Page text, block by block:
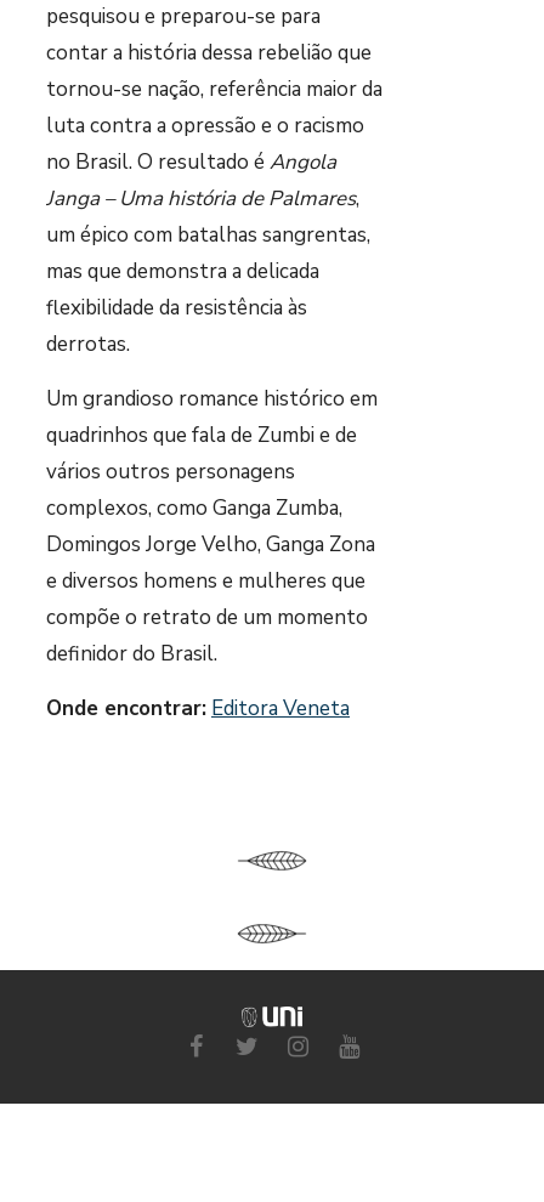
pesquisou e preparou-se para
contar a história dessa rebelião que
tornou-se nação, referência maior da
luta contra a opressão e o racismo
no Brasil. O resultado é Angola
Janga – Uma história de Palmares,
um épico com batalhas sangrentas,
mas que demonstra a delicada
flexibilidade da resistência às
derrotas.
Um grandioso romance histórico em
quadrinhos que fala de Zumbi e de
vários outros personagens
complexos, como Ganga Zumba,
Domingos Jorge Velho, Ganga Zona
e diversos homens e mulheres que
compõe o retrato de um momento
definidor do Brasil.
Onde encontrar: Editora Veneta